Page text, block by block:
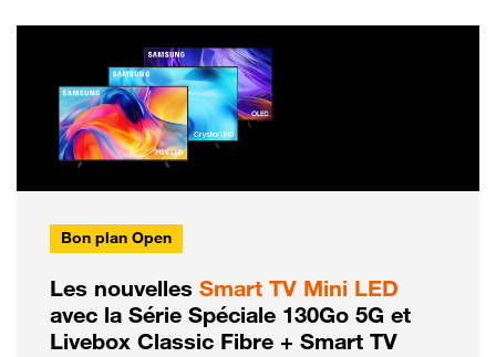
Bon plan Open
Les nouvelles Smart TV Mini LED
avec la Série Spéciale 130Go 5G et
Livebox Classic Fibre + Smart TV